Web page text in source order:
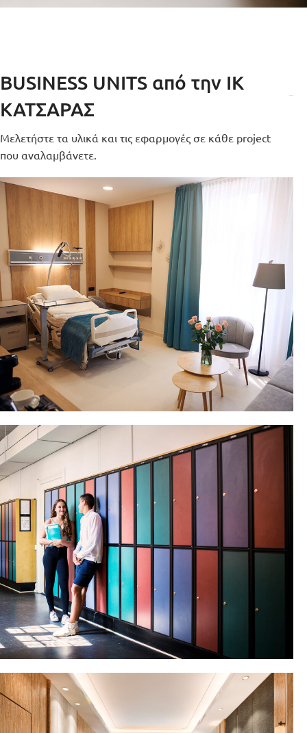
BUSINESS UNITS από την ΙΚ
ΚΑΤΣΑΡΑΣ
Μελετήστε τα υλικά και τις εφαρμογές σε κάθε project
που αναλαμβάνετε.
ΕΞΟΠΛΙΣΜΟΣ ΧΩΡΩΝ ΥΓΕΙΑΣ
ΠΕΡΙΣΣΟΤΕΡΑ
ΕΞΟΠΛΙΣΜΟΣ ΧΩΡΩΝ
ΕΚΠΑΙΔΕΥΣΗΣ